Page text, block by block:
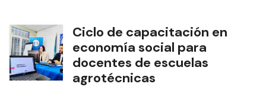
Ciclo de capacitación en
economía social para
docentes de escuelas
agrotécnicas